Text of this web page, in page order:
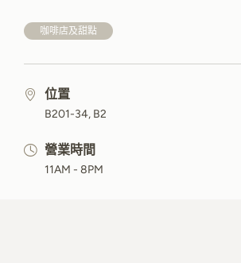
咖啡店及甜點
位置
B201-34, B2
營業時間
11AM - 8PM